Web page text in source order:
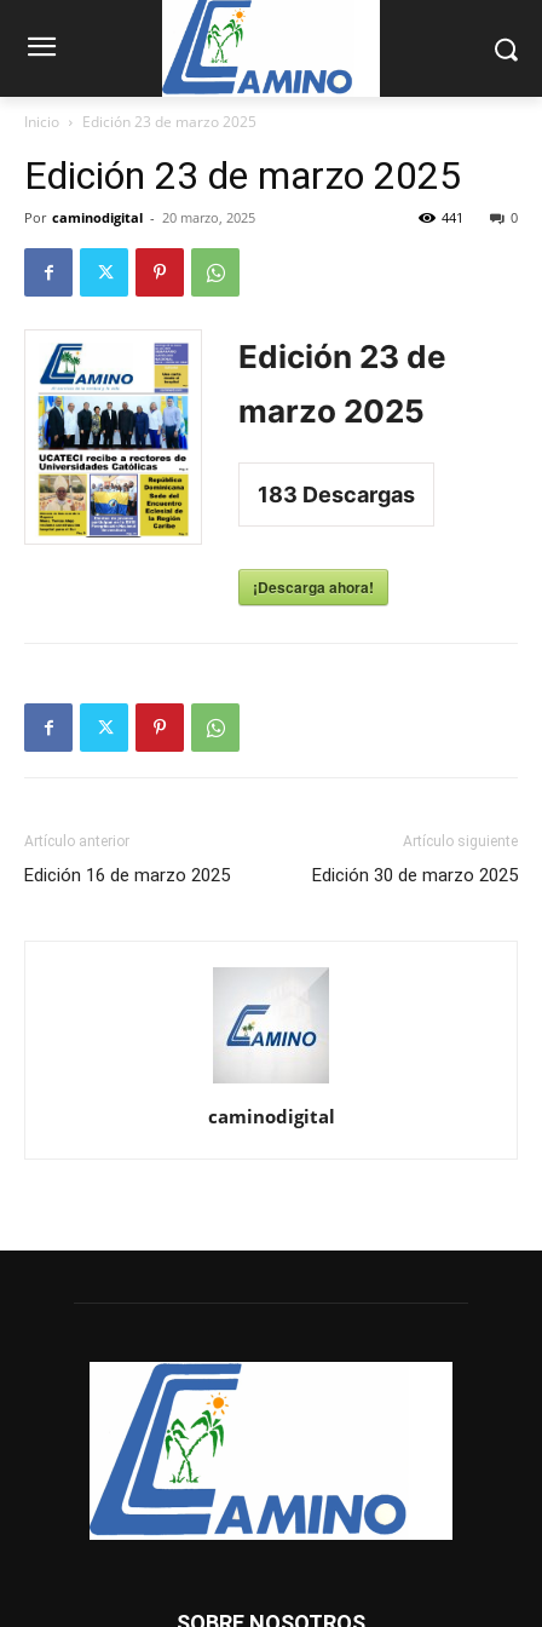
Inicio Edición 23 de marzo 2025
Edición 23 de marzo 2025
Por caminodigital - 20 marzo, 2025 0
441
Edición 23 de
marzo 2025
183 Descargas
¡Descarga ahora!
Artículo anterior
Edición 16 de marzo 2025
Artículo siguiente
Edición 30 de marzo 2025
caminodigital